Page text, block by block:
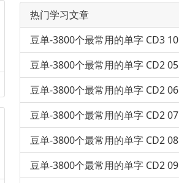
热门学习文章
豆单-3800个最常用的单字 CD3 10
豆单-3800个最常用的单字 CD2 05
豆单-3800个最常用的单字 CD2 06
豆单-3800个最常用的单字 CD2 07
豆单-3800个最常用的单字 CD2 08
豆单-3800个最常用的单字 CD2 09